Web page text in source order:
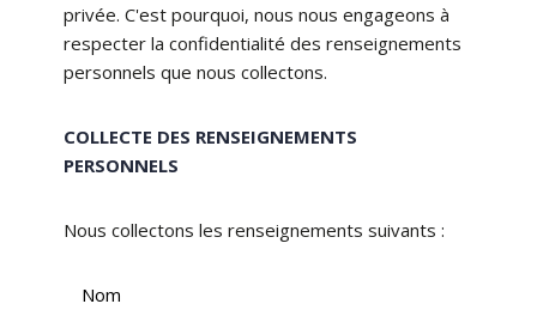
privée. C'est pourquoi, nous nous engageons à
respecter la confidentialité des renseignements
personnels que nous collectons.
COLLECTE DES RENSEIGNEMENTS
PERSONNELS
Nous collectons les renseignements suivants :
Nom